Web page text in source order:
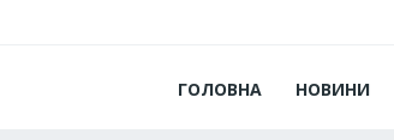
ГОЛОВНА НОВИНИ